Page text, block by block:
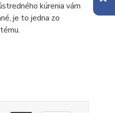
kúrenia vám
je to jedna zo